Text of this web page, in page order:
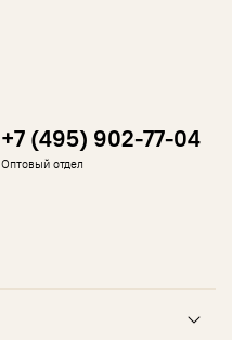
+7 (495) 902-77-04
Оптовый отдел